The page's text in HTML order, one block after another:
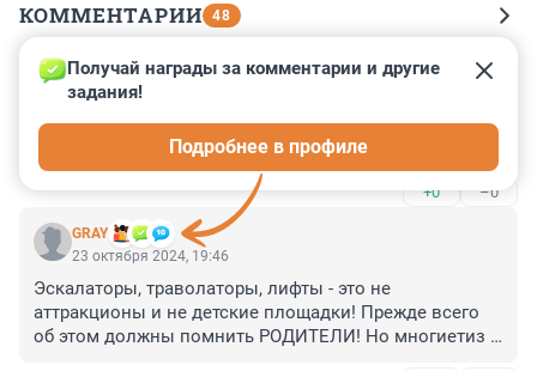
КОММЕНТАРИИ 48
Гость
24 октября 2024, 19:45
Посмотрел новости,я думал что это пугало птиц
пугать а это папа... ,жаль мальчишку,здоровья ему.
+0 –0
GRAY
Получай награды за комментарии и другие
задания!
Подробнее в профиле
23 октября 2024, 19:46
Эскалаторы, траволаторы, лифты - это не
аттракционы и не детские площадки! Прежде всего
об этом должны помнить РОДИТЕЛИ! Но многиетиз